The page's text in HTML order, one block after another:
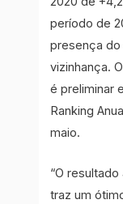
período de
presença
vizinhança.
é preliminar
Ranking
maio.
“O
traz um